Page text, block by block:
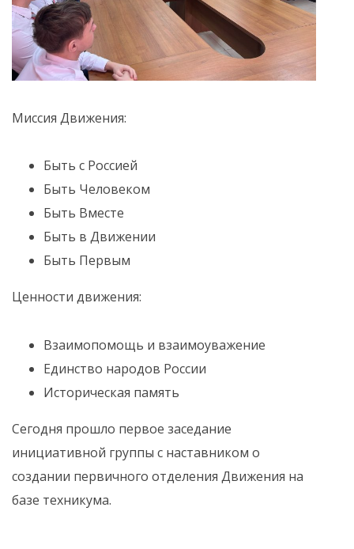
Миссия Движения:
Быть с Россией
Быть Человеком
Быть Вместе
Быть в Движении
Быть Первым
Ценности движения:
Взаимопомощь и взаимоуважение
Единство народов России
Историческая память
Сегодня прошло первое заседание
инициативной группы с наставником о
создании первичного отделения Движения на
базе техникума.